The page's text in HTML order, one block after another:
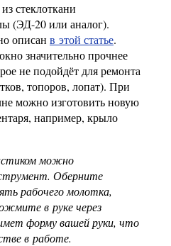
стеклоткани
(ЭД-20 или аналог).
описан в этой статье.
значительно прочнее
не подойдёт для ремонта
топоров, лопат). При
можно изготовить новую
например, крыло
можно
Оберните
рабочего молотка,
в руке через
форму вашей руки, что
в работе.